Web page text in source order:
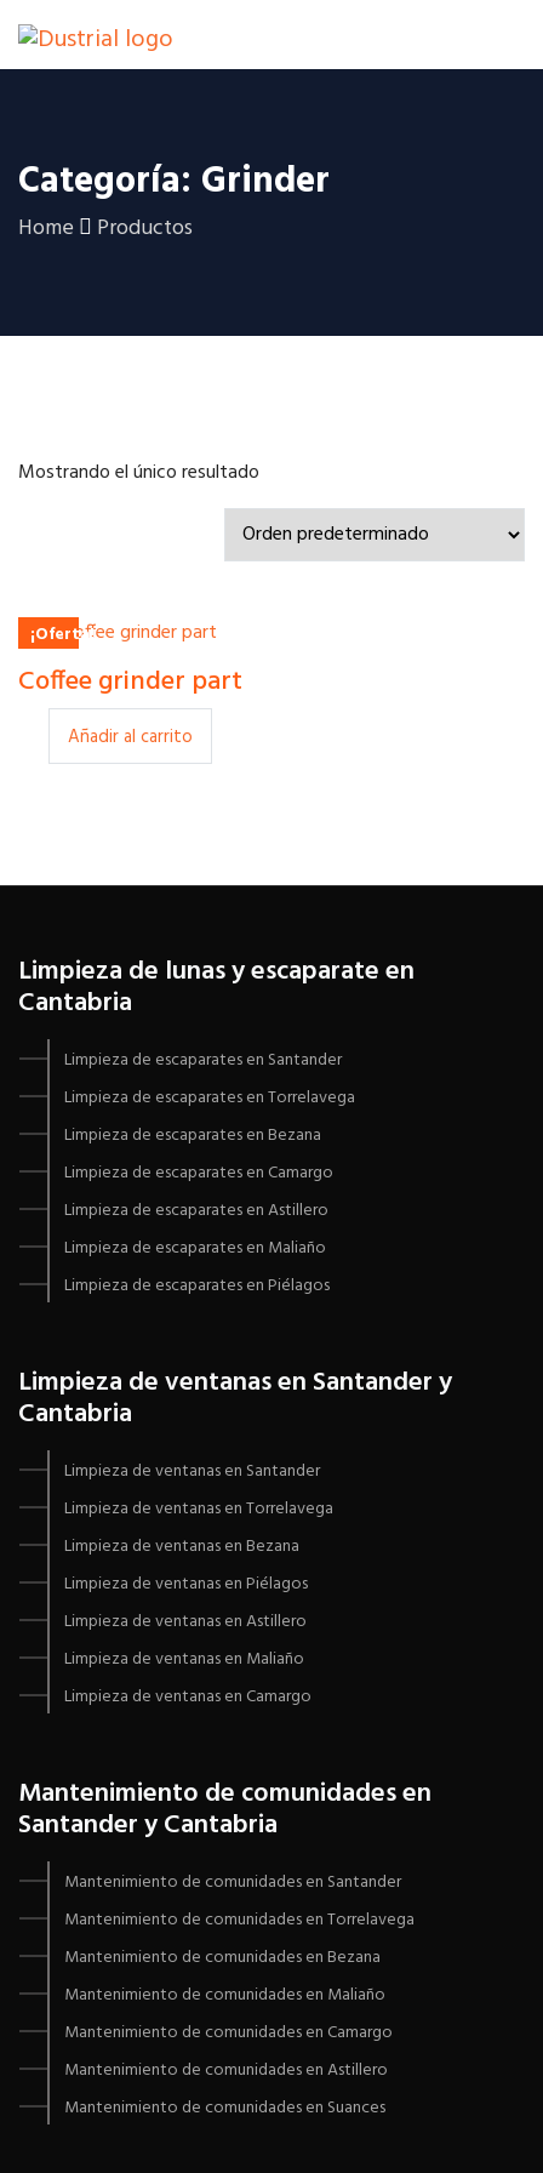
Categoría: Grinder
Home Productos
Mostrando el único resultado
¡Oferta!
$12.00
Coffee grinder part
Añadir al carrito
Limpieza de lunas y escaparate en
Cantabria
Limpieza de escaparates en Santander
Limpieza de escaparates en Torrelavega
Limpieza de escaparates en Bezana
Limpieza de escaparates en Camargo
Limpieza de escaparates en Astillero
Limpieza de escaparates en Maliaño
Limpieza de escaparates en Piélagos
Limpieza de ventanas en Santander y
Cantabria
Limpieza de ventanas en Santander
Limpieza de ventanas en Torrelavega
Limpieza de ventanas en Bezana
Limpieza de ventanas en Piélagos
Limpieza de ventanas en Astillero
Limpieza de ventanas en Maliaño
Limpieza de ventanas en Camargo
Mantenimiento de comunidades en
Santander y Cantabria
Mantenimiento de comunidades en Santander
Mantenimiento de comunidades en Torrelavega
Mantenimiento de comunidades en Bezana
Mantenimiento de comunidades en Maliaño
Mantenimiento de comunidades en Camargo
Mantenimiento de comunidades en Astillero
Mantenimiento de comunidades en Suances